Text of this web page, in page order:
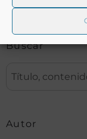
Buscar
Autor